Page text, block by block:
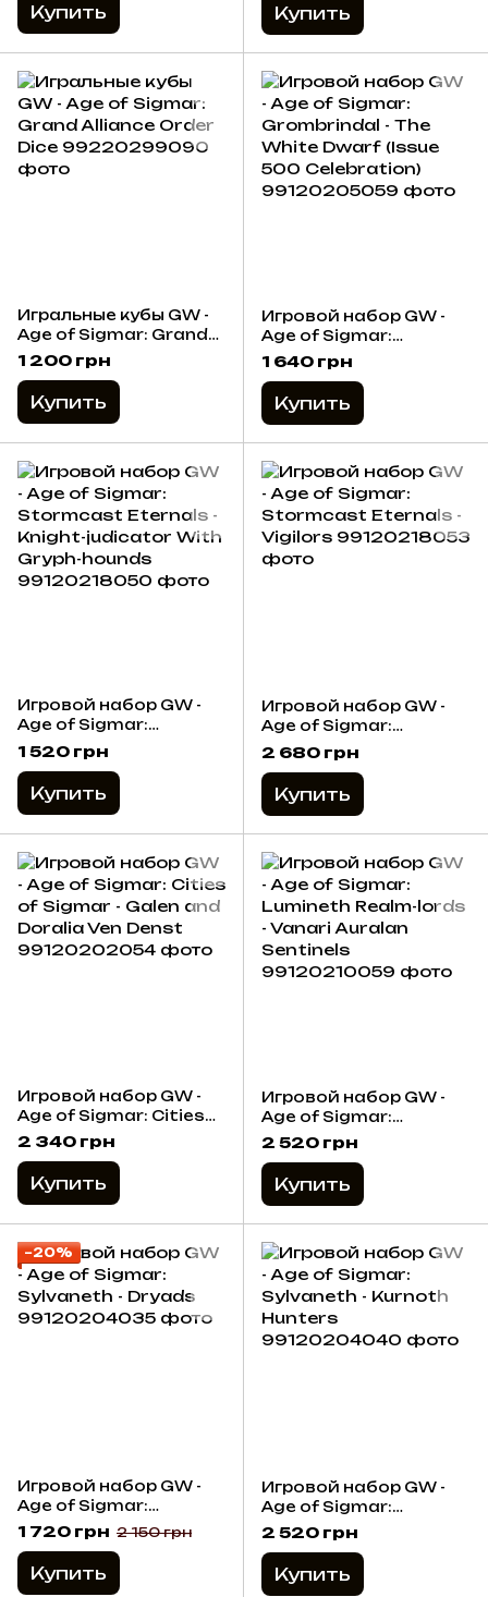
Купить Купить
Игральные кубы GW -
Age of Sigmar: Grand
Alliance Order Dice
1 200 грн
Купить
Игровой набор GW -
Age of Sigmar:
Grombrindal - The
White Dwarf (Issue
500 Celebration)
1 640 грн
Купить
Игровой набор GW -
Age of Sigmar:
Stormcast Eternals -
Knight-judicator With
Gryph-hounds
1 520 грн
Купить
Игровой набор GW -
Age of Sigmar:
Stormcast Eternals -
2 680 грн
Купить
Игровой набор GW -
Age of Sigmar: Cities
of Sigmar - Galen and
Doralia Ven Denst
2 340 грн
Купить
Игровой набор GW -
Age of Sigmar:
Lumineth Realm-lords -
Vanari Auralan
Sentinels
2 520 грн
Купить
−20%
Игровой набор GW -
Age of Sigmar:
Sylvaneth - Dryads
1 720 грн 2 150 грн
Купить
Игровой набор GW -
Age of Sigmar:
Sylvaneth - Kurnoth
Hunters
2 520 грн
Купить